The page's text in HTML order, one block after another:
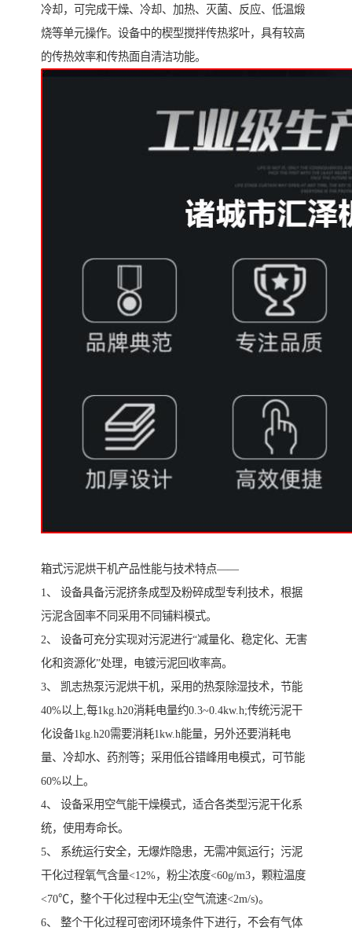
冷却，可完成干燥、冷却、加热、灭菌、反应、低温煅
烧等单元操作。设备中的楔型搅拌传热浆叶，具有较高
的传热效率和传热面自清洁功能。
箱式污泥烘干机产品性能与技术特点——
1、 设备具备污泥挤条成型及粉碎成型专利技术，根据
污泥含固率不同采用不同铺料模式。
2、 设备可充分实现对污泥进行“减量化、稳定化、无害
化和资源化”处理，电镀污泥回收率高。
3、 凯志热泵污泥烘干机，采用的热泵除湿技术，节能
40%以上,每1kg.h20消耗电量约0.3~0.4kw.h;传统污泥干
化设备1kg.h20需要消耗1kw.h能量，另外还要消耗电
量、冷却水、药剂等；采用低谷错峰用电模式，可节能
60%以上。
4、 设备采用空气能干燥模式，适合各类型污泥干化系
统，使用寿命长。
5、 系统运行安全，无爆炸隐患，无需冲氮运行；污泥
干化过程氧气含量<12%，粉尘浓度<60g/m3，颗粒温度
<70℃，整个干化过程中无尘(空气流速<2m/s)。
6、 整个干化过程可密闭环境条件下进行，不会有气体